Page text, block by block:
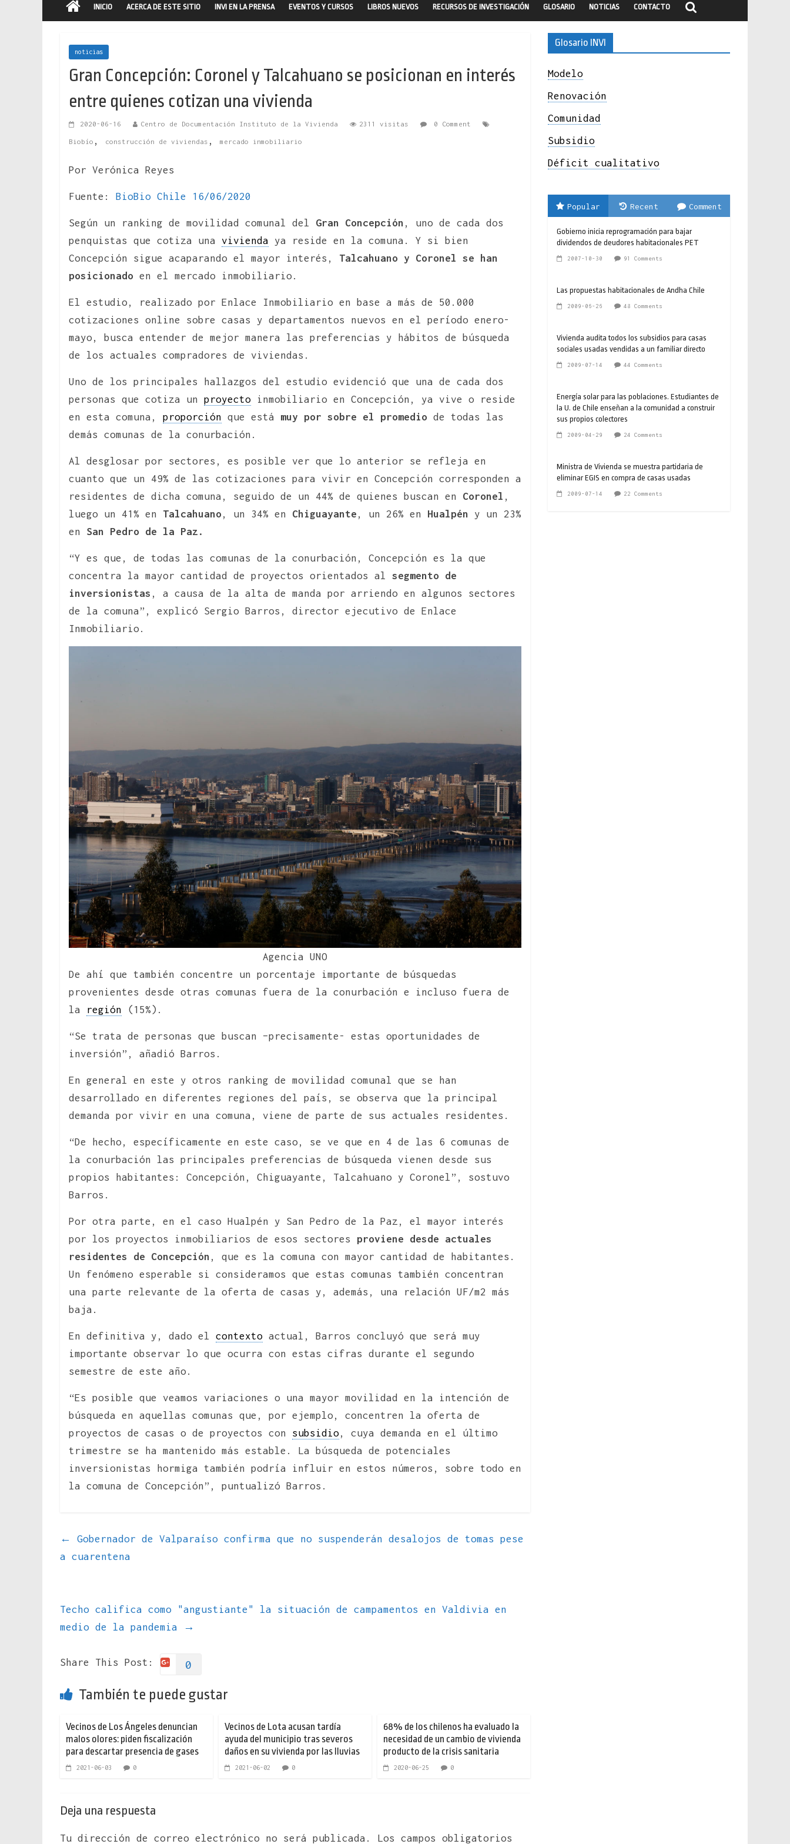
INICIO ACERCA DE ESTE SITIO INVI EN LA PRENSA EVENTOS Y CURSOS LIBROS NUEVOS RECURSOS DE INVESTIGACIÓN GLOSARIO NOTICIAS CONTACTO
noticias
Gran Concepción: Coronel y Talcahuano se posicionan en interés
entre quienes cotizan una vivienda
2020-06-16 Centro de Documentación Instituto de la Vivienda 2311 visitas 0 Comment
Biobío , construcción de viviendas , mercado inmobiliario
Por Verónica Reyes
Fuente: BioBio Chile 16/06/2020
Según un ranking de movilidad comunal del Gran Concepción , uno de cada dos
penquistas que cotiza una vivienda ya reside en la comuna. Y si bien
Concepción sigue acaparando el mayor interés, Talcahuano y Coronel se han
posicionado en el mercado inmobiliario.
El estudio, realizado por Enlace Inmobiliario en base a más de 50.000
cotizaciones online sobre casas y departamentos nuevos en el período enero-
mayo, busca entender de mejor manera las preferencias y hábitos de búsqueda
de los actuales compradores de viviendas.
Uno de los principales hallazgos del estudio evidenció que una de cada dos
personas que cotiza un proyecto inmobiliario en Concepción, ya vive o reside
en esta comuna, proporción que está muy por sobre el promedio de todas las
demás comunas de la conurbación.
Al desglosar por sectores, es posible ver que lo anterior se refleja en
cuanto que un 49% de las cotizaciones para vivir en Concepción corresponden a
residentes de dicha comuna, seguido de un 44% de quienes buscan en Coronel ,
luego un 41% en Talcahuano , un 34% en Chiguayante , un 26% en Hualpén y un 23%
en San Pedro de la Paz.
“Y es que, de todas las comunas de la conurbación, Concepción es la que
concentra la mayor cantidad de proyectos orientados al segmento de
inversionistas , a causa de la alta de manda por arriendo en algunos sectores
de la comuna”, explicó Sergio Barros, director ejecutivo de Enlace
Inmobiliario.
Agencia UNO
De ahí que también concentre un porcentaje importante de búsquedas
provenientes desde otras comunas fuera de la conurbación e incluso fuera de
la región (15%).
“Se trata de personas que buscan –precisamente- estas oportunidades de
inversión”, añadió Barros.
En general en este y otros ranking de movilidad comunal que se han
desarrollado en diferentes regiones del país, se observa que la principal
demanda por vivir en una comuna, viene de parte de sus actuales residentes.
“De hecho, específicamente en este caso, se ve que en 4 de las 6 comunas de
la conurbación las principales preferencias de búsqueda vienen desde sus
propios habitantes: Concepción, Chiguayante, Talcahuano y Coronel”, sostuvo
Barros.
Por otra parte, en el caso Hualpén y San Pedro de la Paz, el mayor interés
por los proyectos inmobiliarios de esos sectores proviene desde actuales
residentes de Concepción , que es la comuna con mayor cantidad de habitantes.
Un fenómeno esperable si consideramos que estas comunas también concentran
una parte relevante de la oferta de casas y, además, una relación UF/m2 más
baja.
En definitiva y, dado el contexto actual, Barros concluyó que será muy
importante observar lo que ocurra con estas cifras durante el segundo
semestre de este año.
“Es posible que veamos variaciones o una mayor movilidad en la intención de
búsqueda en aquellas comunas que, por ejemplo, concentren la oferta de
proyectos de casas o de proyectos con subsidio, cuya demanda en el último
trimestre se ha mantenido más estable. La búsqueda de potenciales
inversionistas hormiga también podría influir en estos números, sobre todo en
la comuna de Concepción”, puntualizó Barros.
←
Gobernador de Valparaíso confirma que no suspenderán desalojos de tomas pese
a cuarentena
Techo califica como "angustiante" la situación de campamentos en Valdivia en
medio de la pandemia
→
Share This Post: 0
También te puede gustar
Vecinos de Los Ángeles denuncian
malos olores: piden fiscalización
para descartar presencia de gases
2021-06-03 0
Vecinos de Lota acusan tardía
ayuda del municipio tras severos
daños en su vivienda por las lluvias
2021-06-02 0
68% de los chilenos ha evaluado la
necesidad de un cambio de vivienda
producto de la crisis sanitaria
2020-06-25 0
Deja una respuesta
Tu dirección de correo electrónico no será publicada. Los campos obligatorios
Glosario INVI
Modelo
Renovación
Comunidad
Subsidio
Déficit cualitativo
Popular Recent Comment
Gobierno inicia reprogramación para bajar
dividendos de deudores habitacionales PET
2007-10-30 91 Comments
Las propuestas habitacionales de Andha Chile
2009-06-26 48 Comments
Vivienda audita todos los subsidios para casas
sociales usadas vendidas a un familiar directo
2009-07-14 44 Comments
Energía solar para las poblaciones. Estudiantes de
la U. de Chile enseñan a la comunidad a construir
sus propios colectores
2009-04-29 24 Comments
Ministra de Vivienda se muestra partidaria de
eliminar EGIS en compra de casas usadas
2009-07-14 22 Comments